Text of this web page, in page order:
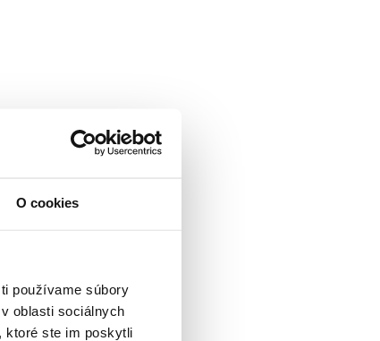
O cookies
používame súbory
oblasti sociálnych
ktoré ste im poskytli